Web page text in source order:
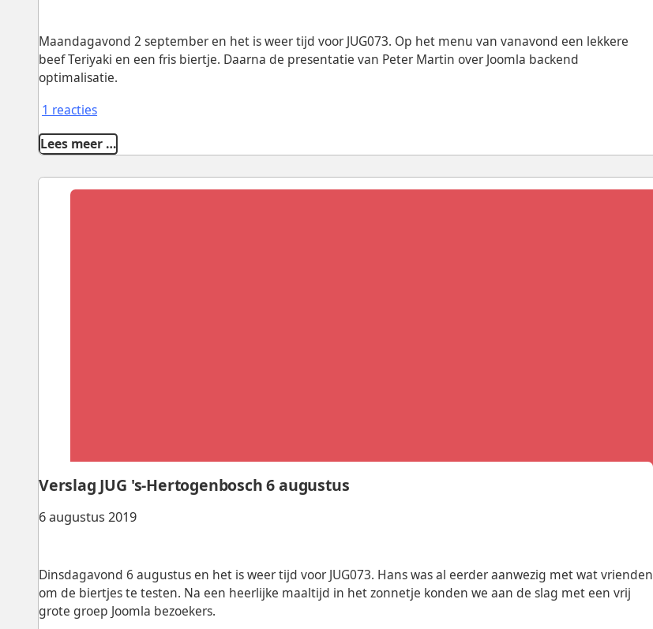
Maandagavond 2 september en het is weer tijd voor JUG073. Op het menu van vanavond een lekkere
beef Teriyaki en een fris biertje. Daarna de presentatie van Peter Martin over Joomla backend
optimalisatie.
1 reacties
Lees meer …
6 augustus 2019
Verslag JUG 's-Hertogenbosch 6 augustus
Dinsdagavond 6 augustus en het is weer tijd voor JUG073. Hans was al eerder aanwezig met wat vrienden
om de biertjes te testen. Na een heerlijke maaltijd in het zonnetje konden we aan de slag met een vrij
grote groep Joomla bezoekers.